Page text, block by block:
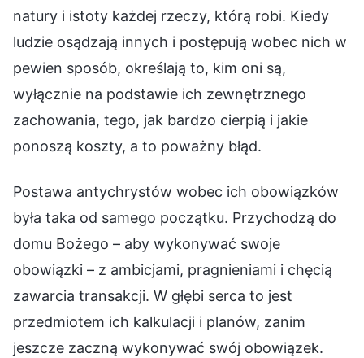
natury i istoty każdej rzeczy, którą robi. Kiedy
ludzie osądzają innych i postępują wobec nich w
pewien sposób, określają to, kim oni są,
wyłącznie na podstawie ich zewnętrznego
zachowania, tego, jak bardzo cierpią i jakie
ponoszą koszty, a to poważny błąd.
Postawa antychrystów wobec ich obowiązków
była taka od samego początku. Przychodzą do
domu Bożego – aby wykonywać swoje
obowiązki – z ambicjami, pragnieniami i chęcią
zawarcia transakcji. W głębi serca to jest
przedmiotem ich kalkulacji i planów, zanim
jeszcze zaczną wykonywać swój obowiązek.